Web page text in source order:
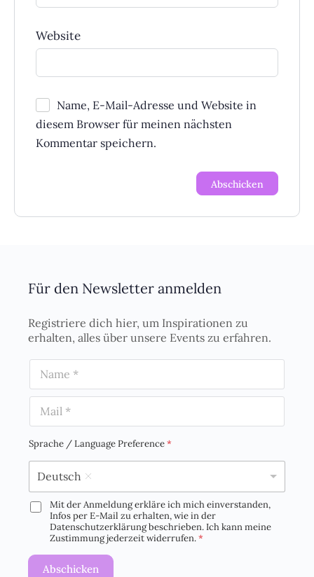
Website
Name, E-Mail-Adresse und Website in
diesem Browser für meinen nächsten
Kommentar speichern.
Für den Newsletter anmelden
Registriere dich hier, um Inspirationen zu
erhalten, alles über unsere Events zu erfahren.
m
a
iSprache / Language Preference*
Deutsch
D
O
Mit der Anmeldung erkläre ich mich einverstanden,
Infos per E-Mail zu erhalten, wie in der
Datenschutzerklärung beschrieben. Ich kann meine
Zustimmung jederzeit widerrufen.*
Abschicken